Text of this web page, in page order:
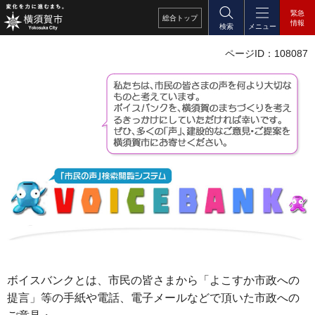
総合 トップ
検索
メニュー
緊急
情報
ページID：108087
ボイスバンクとは、市民の皆さまから「よこすか市政への
提言」等の手紙や電話、電子メールなどで頂いた市政への